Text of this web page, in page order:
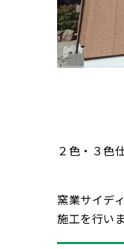
２色・３色
窯業サイデ
施工を行いま